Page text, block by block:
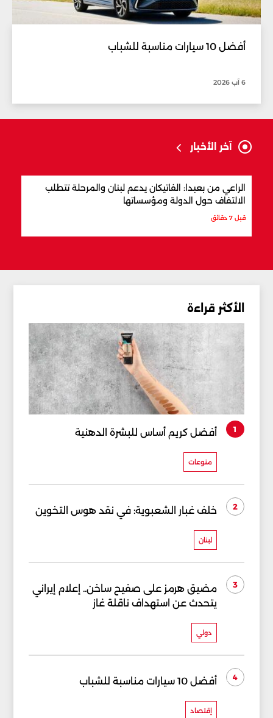
أفضل 10 سيارات مناسبة للشباب
6 آب 2026
آخر الأخبار
الراعي من بعبدا: الفاتيكان يدعم لبنان والمرحلة تتطلب
الالتفاف حول الدولة ومؤسساتها
قبل 7 دقائق
الأكثر قراءة
1 أفضل كريم أساس للبشرة الدهنية
منوعات
2 خلف غبار الشعبوية: في نقد هوس التخوين
لبنان
3
مضيق هرمز على صفيح ساخن.. إعلام إيراني
يتحدث عن استهداف ناقلة غاز
دولي
4 أفضل 10 سيارات مناسبة للشباب
إقتصاد